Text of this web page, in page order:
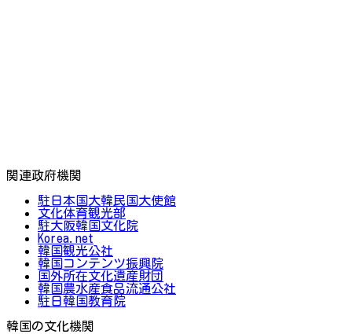
関連政府機関
駐日本国大韓民国大使館
文化体育観光部
駐大阪韓国文化院
Korea.net
韓国観光公社
韓国コンテンツ振興院
国外所在文化遺産財団
韓国農水産食品流通公社
駐日韓国教育院
韓国の文化機関